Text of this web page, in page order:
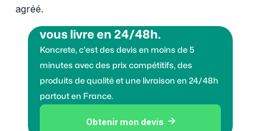
agréé.
vous livre en 24/48h.
Koncrete, c'est des devis en moins de 5
minutes avec des prix compétitifs, des
produits de qualité et une livraison en 24/48h
partout en France.
Obtenir mon devis 